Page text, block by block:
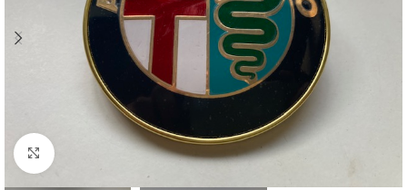
Cliquez pour agrandir